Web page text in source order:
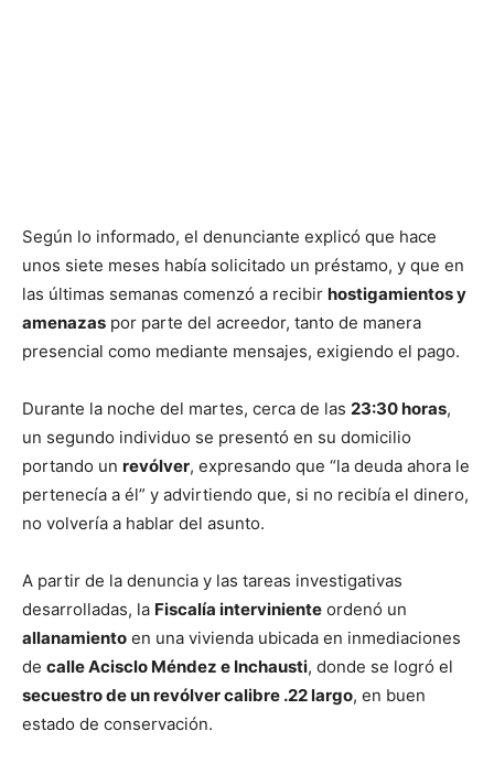
Según lo informado, el denunciante explicó que hace
unos siete meses había solicitado un préstamo, y que en
las últimas semanas comenzó a recibir hostigamientos y
amenazas por parte del acreedor, tanto de manera
presencial como mediante mensajes, exigiendo el pago.
Durante la noche del martes, cerca de las 23:30 horas,
un segundo individuo se presentó en su domicilio
portando un revólver, expresando que “la deuda ahora le
pertenecía a él” y advirtiendo que, si no recibía el dinero,
no volvería a hablar del asunto.
A partir de la denuncia y las tareas investigativas
desarrolladas, la Fiscalía interviniente ordenó un
allanamiento en una vivienda ubicada en inmediaciones
de calle Acisclo Méndez e Inchausti, donde se logró el
secuestro de un revólver calibre .22 largo, en buen
estado de conservación.